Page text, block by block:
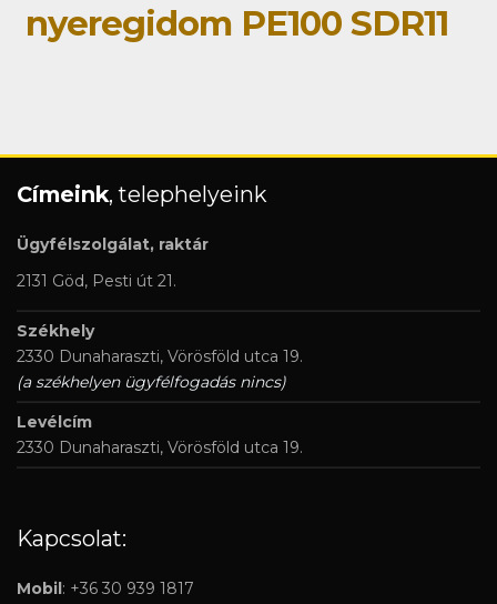
nyeregidom PE100 SDR11
Címeink, telephelyeink
Ügyfélszolgálat, raktár
2131 Göd, Pesti út 21.
Székhely
2330 Dunaharaszti, Vörösföld utca 19.
(a székhelyen ügyfélfogadás nincs)
Levélcím
2330 Dunaharaszti, Vörösföld utca 19.
Kapcsolat:
Mobil: +36 30 939 1817